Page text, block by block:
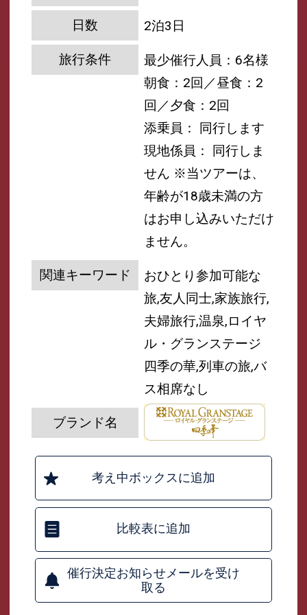
日数 2泊3日
旅行条件
最少催行人員：6名様
朝食：2回／昼食：2
回／夕食：2回
添乗員： 同行します
現地係員： 同行しま
せん ※当ツアーは、
年齢が18歳未満の方
はお申し込みいただけ
ません。
関連キーワード
おひとり参加可能な
旅,友人同士,家族旅行,
夫婦旅行,温泉,ロイヤ
ル・グランステージ
四季の華,列車の旅,バ
ス相席なし
ブランド名
考え中ボックスに追加
比較表に追加
催行決定お知らせメールを受け
取る